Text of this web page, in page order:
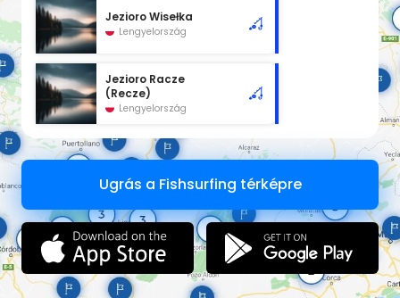
Jezioro Wisełka
Lengyelország
Jezioro Racze
(Recze)
Lengyelország
Ugrás a Fishsurfing térképre